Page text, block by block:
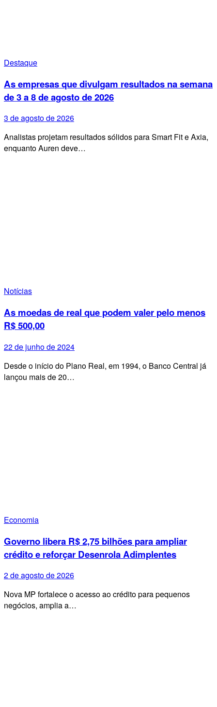
Destaque
As empresas que divulgam resultados na semana
de 3 a 8 de agosto de 2026
3 de agosto de 2026
Analistas projetam resultados sólidos para Smart Fit e Axia,
enquanto Auren deve…
Notícias
As moedas de real que podem valer pelo menos
R$ 500,00
22 de junho de 2024
Desde o início do Plano Real, em 1994, o Banco Central já
lançou mais de 20…
Economia
Governo libera R$ 2,75 bilhões para ampliar
crédito e reforçar Desenrola Adimplentes
2 de agosto de 2026
Nova MP fortalece o acesso ao crédito para pequenos
negócios, amplia a…